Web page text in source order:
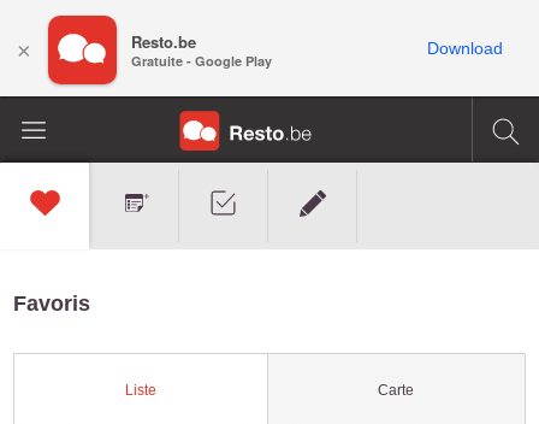
Favoris
Liste Carte
× Resto.be
Gratuite - Google Play
Download